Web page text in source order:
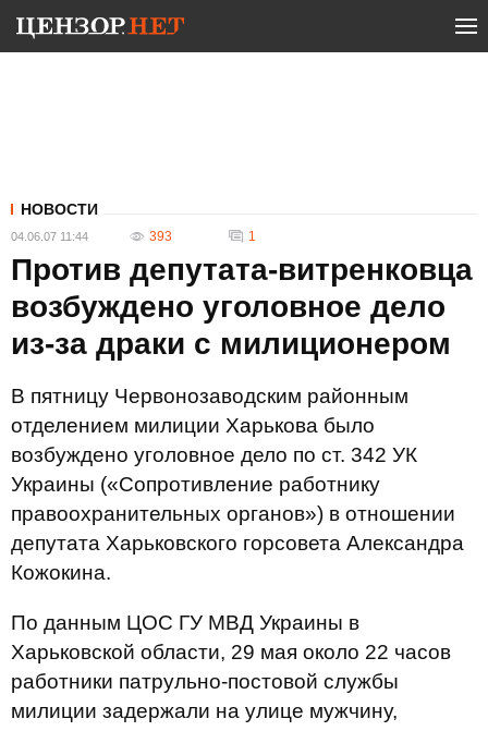
НОВОСТИ
04.06.07 11:44 393 1
Против депутата-витренковца
возбуждено уголовное дело
из-за драки с милиционером
В пятницу Червонозаводским районным
отделением милиции Харькова было
возбуждено уголовное дело по ст. 342 УК
Украины («Сопротивление работнику
правоохранительных органов») в отношении
депутата Харьковского горсовета Александра
Кожокина.
По данным ЦОС ГУ МВД Украины в
Харьковской области, 29 мая около 22 часов
работники патрульно-постовой службы
милиции задержали на улице мужчину,